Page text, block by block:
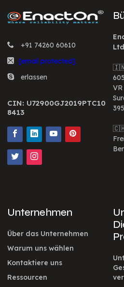
+91 74260 60610
[email protected]
erlassen
CIN: U72900GJ2019PTC10
8413
🇨🇭
Unternehmen
Über das Unternehmen
Warum uns wählen
Kontaktiere uns
Ressourcen